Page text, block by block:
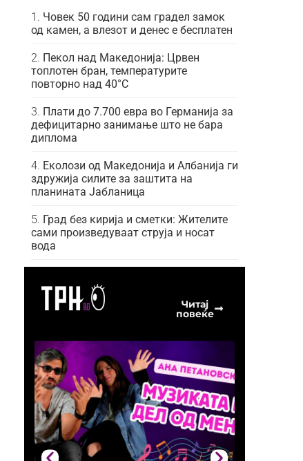
Човек 50 години сам градел замок
од камен, а влезот и денес е бесплатен
Пекол над Македонија: Црвен
топлотен бран, температурите
повторно над 40°C
Плати до 7.700 евра во Германија за
дефицитарно занимање што не бара
диплома
Еколози од Македонија и Албанија ги
здружија силите за заштита на
планината Јабланица
Град без кирија и сметки: Жителите
сами произведуваат струја и носат
вода
Читај
повеќе